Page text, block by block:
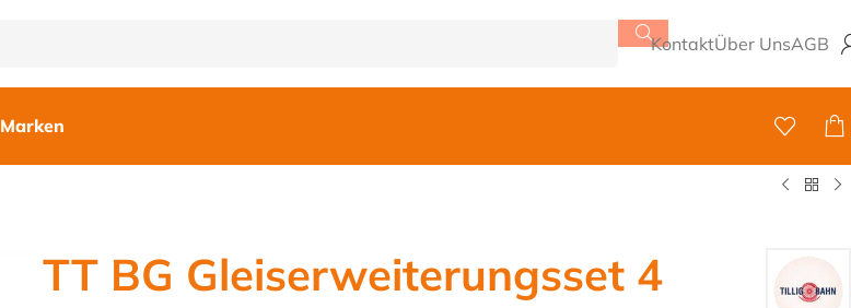
KontaktÜber UnsAGB
Marken
TT BG Gleiserweiterungsset 4